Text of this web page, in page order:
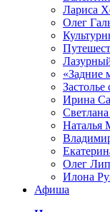
Лариса
Олег
«Задние
Ирина
Наталья
Олег
Илона
Афиша